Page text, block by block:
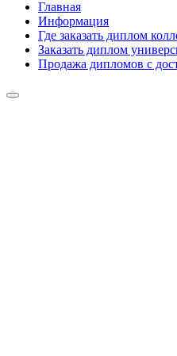
Главная
Информация
Где заказать диплом
Заказать диплом
Продажа дипломов с